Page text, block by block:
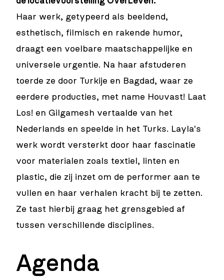
Haar werk, getypeerd als beeldend,
esthetisch, filmisch en rakende humor,
draagt een voelbare maatschappelijke en
universele urgentie. Na haar afstuderen
toerde ze door Turkije en Bagdad, waar ze
eerdere producties, met name Houvast! Laat
Los! en Gilgamesh vertaalde van het
Nederlands en speelde in het Turks. Layla's
werk wordt versterkt door haar fascinatie
voor materialen zoals textiel, linten en
plastic, die zij inzet om de performer aan te
vullen en haar verhalen kracht bij te zetten.
Ze tast hierbij graag het grensgebied af
tussen verschillende disciplines.
Agenda